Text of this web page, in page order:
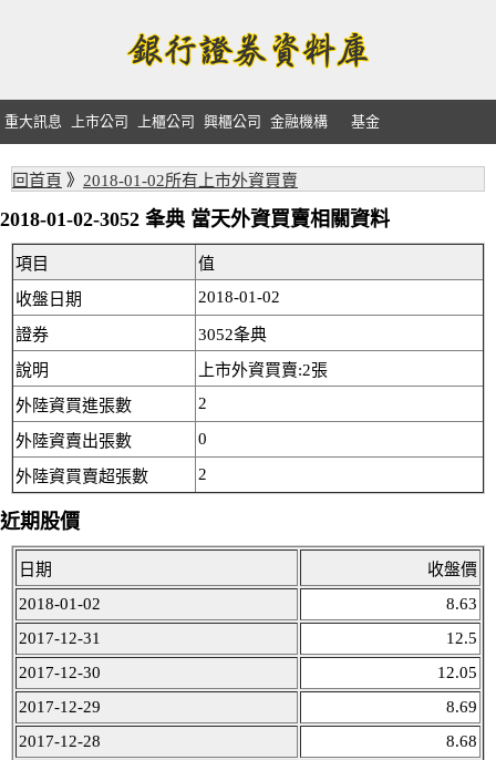
重大訊息 上市公司 上櫃公司 興櫃公司 金融機構 基金
回首頁 》 2018-01-02所有上市外資買賣
2018-01-02-3052 夆典 當天外資買賣相關資料
項目
值
收盤日期
2018-01-02
證券
3052夆典
說明
上市外資買賣:2張
外陸資買進張數
2
外陸資賣出張數 0
外陸資買賣超張數 2
近期股價
日期
收盤價
2018-01-02
8.63
2017-12-31
12.5
2017-12-30
12.05
2017-12-29
8.69
2017-12-28
8.68